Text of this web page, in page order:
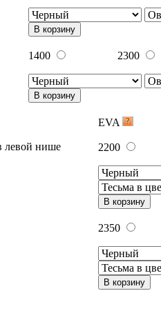
В корзину
1400 2300
В корзину
EVA
левой нише
2200
В корзину
2350
В корзину